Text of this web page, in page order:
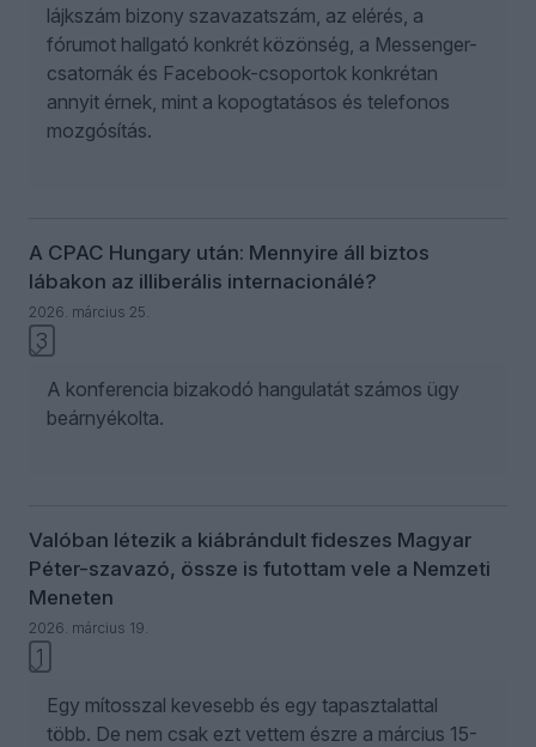
lájkszám bizony szavazatszám, az elérés, a
fórumot hallgató konkrét közönség, a Messenger-
csatornák és Facebook-csoportok konkrétan
annyit érnek, mint a kopogtatásos és telefonos
mozgósítás.
A CPAC Hungary után: Mennyire áll biztos
lábakon az illiberális internacionálé?
2026. március 25.
3
A konferencia bizakodó hangulatát számos ügy
beárnyékolta.
Valóban létezik a kiábrándult fideszes Magyar
Péter-szavazó, össze is futottam vele a Nemzeti
Meneten
2026. március 19.
1
Egy mítosszal kevesebb és egy tapasztalattal
több. De nem csak ezt vettem észre a március 15-